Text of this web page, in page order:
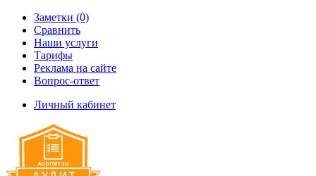
Заметки (0)
Сравнить
Наши услуги
Тарифы
Реклама на сайте
Вопрос-ответ
Личный кабинет